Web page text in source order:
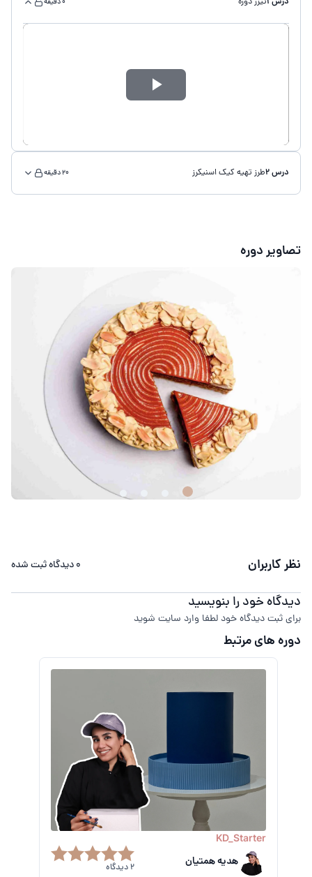
Play
درس 2 طرز تهیه کیک اسنیکرز 20 دقیقه
تصاویر دوره
نظر کاربران 0دیدگاه ثبت شده
دیدگاه خود را بنویسید
برای ثبت دیدگاه خود لطفا وارد سایت شوید
دوره های مرتبط
KD_TopLevel
سارای 0 دیدگاه